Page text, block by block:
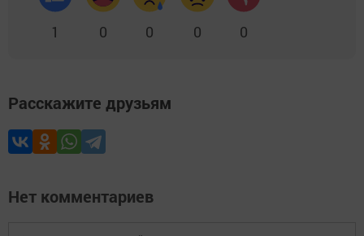
1 0 0 0 0
Расскажите друзьям
Нет комментариев